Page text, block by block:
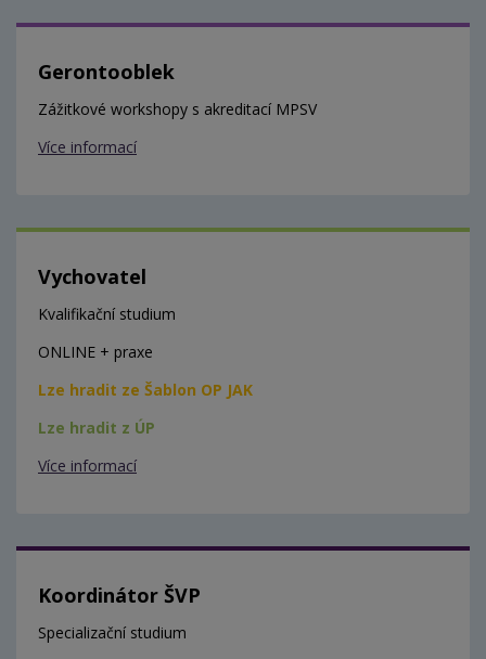
Gerontooblek
Zážitkové workshopy s akreditací MPSV
Více informací
Vychovatel
Kvalifikační studium
ONLINE + praxe
Lze hradit ze Šablon OP JAK
Lze hradit z ÚP
Více informací
Koordinátor ŠVP
Specializační studium